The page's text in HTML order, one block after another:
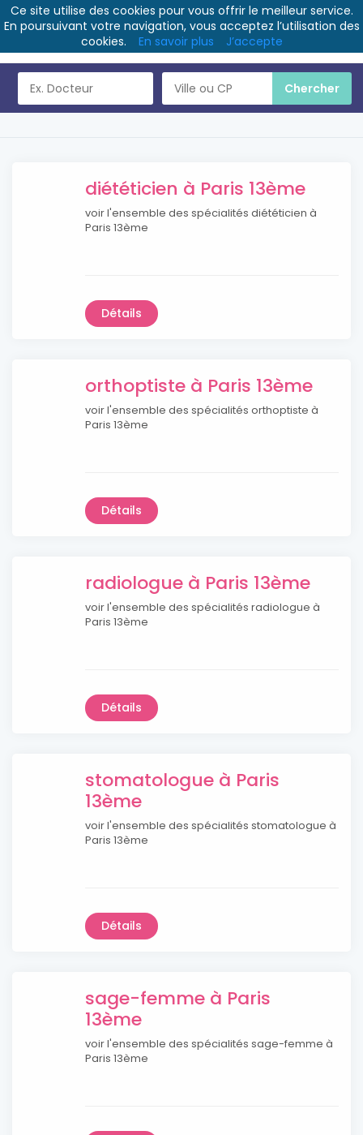
diététicien à Paris 13ème
voir l'ensemble des spécialités diététicien à
Paris 13ème
Détails
orthoptiste à Paris 13ème
voir l'ensemble des spécialités orthoptiste à
Paris 13ème
Détails
radiologue à Paris 13ème
voir l'ensemble des spécialités radiologue à
Paris 13ème
Détails
stomatologue à Paris
13ème
voir l'ensemble des spécialités stomatologue à
Paris 13ème
Détails
sage-femme à Paris
13ème
voir l'ensemble des spécialités sage-femme à
Paris 13ème
Ce site utilise des cookies pour vous offrir le meilleur service.
En poursuivant votre navigation, vous acceptez l’utilisation des
cookies.
En savoir plus J’accepte